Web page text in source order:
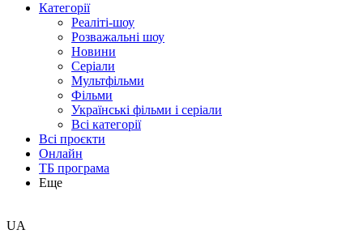
Категорії
Реаліті-шоу
Розважальні шоу
Новини
Серіали
Мультфільми
Фільми
Українські фільми і серіали
Всі категорії
Всі проєкти
Онлайн
ТБ програма
Еще
UA